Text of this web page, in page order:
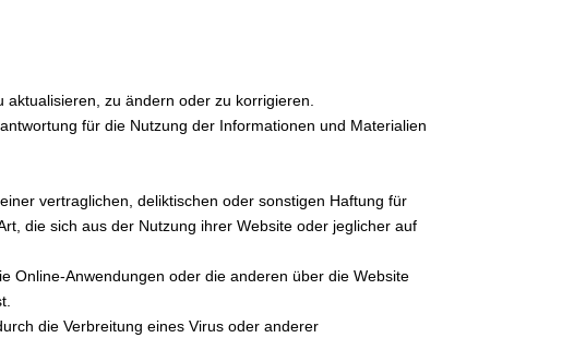
zu ändern oder zu korrigieren.
für die Nutzung der Informationen und Materialien
vertraglichen, deliktischen oder sonstigen Haftung für
die sich aus der Nutzung ihrer Website oder jeglicher auf
Online-Anwendungen oder die anderen über die Website
die Verbreitung eines Virus oder anderer